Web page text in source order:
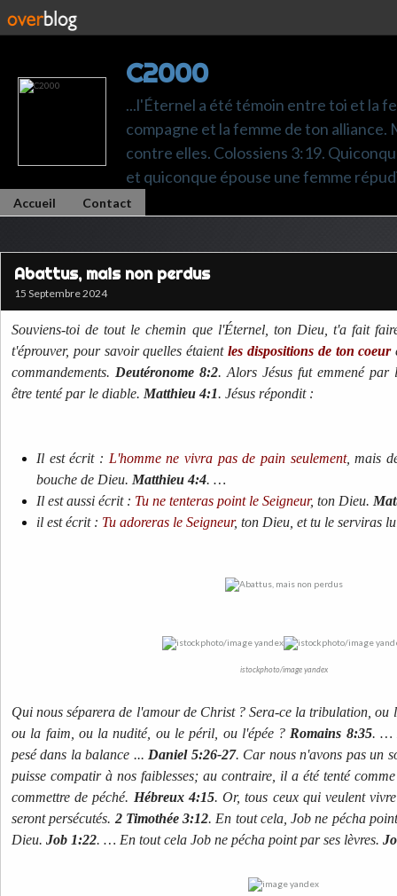
C2000
...l'Éternel a été témoin entre toi et la
compagne et la femme de ton alliance.
contre elles. Colossiens 3:19.
et quiconque épouse une femme
Accueil Contact
Abattus, mais non perdus
15 Septembre 2024
Souviens-toi de tout le chemin que l'Éternel, ton Dieu, t'a fait
t'éprouver, pour savoir quelles étaientles dispositions de ton coeur
commandements. Deutéronome 8:2. Alors Jésus fut emmené
être tenté par le diable. Matthieu 4:1. Jésus répondit :
Il est écrit : L'homme ne vivra pas de pain seulement, mais
bouche de Dieu. Matthieu 4:4. …
Il est aussi écrit : Tu ne tenteras point le Seigneur, ton Dieu.
il est écrit : Tu adoreras le Seigneur, ton Dieu, et tu le serviras
istockphoto/image yandex
Qui nous séparera de l'amour de Christ ? Sera-ce la tribulation, ou
ou la faim, ou la nudité, ou le péril, ou l'épée ? Romains 8:35. …
pesé dans la balance ... Daniel 5:26-27. Car nous n'avons pas un
puisse compatir à nos faiblesses; au contraire, il a été tenté
commettre de péché. Hébreux 4:15. Or, tous ceux qui veulent
seront persécutés. 2 Timothée 3:12. En tout cela, Job ne pécha
Dieu. Job 1:22. … En tout cela Job ne pécha point par ses lèvres.